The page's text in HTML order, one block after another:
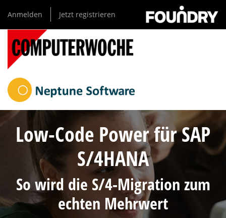
zum
Inhalt
Anmelden Jetzt registrieren
Low-Code Power für SAP
S/4HANA
So wird die S/4-Migration zum
echten Mehrwert